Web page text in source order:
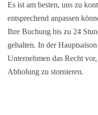
Es ist am besten, uns zu
entsprechend anpassen
Ihre Buchung bis zu 24
gehalten. In der
Unternehmen das Recht
Abholung zu stornieren.